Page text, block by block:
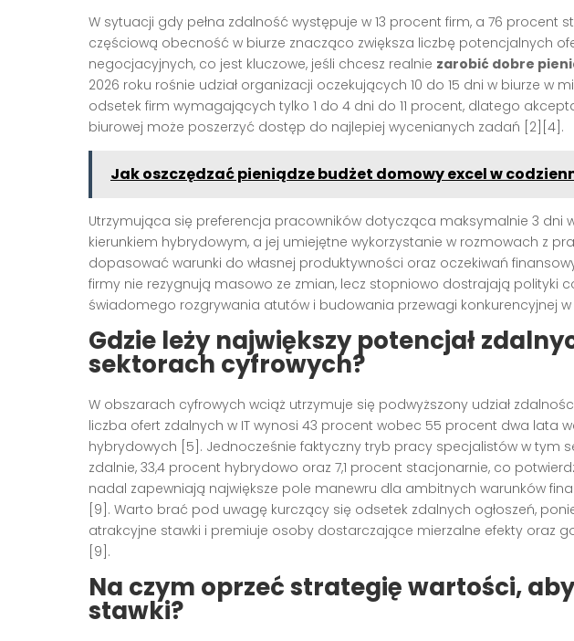
W sytuacji gdy pełna zdalność występuje w 13 procent firm, a 76 procent
częściową obecność w biurze znacząco zwiększa liczbę potencjalnych
negocjacyjnych, co jest kluczowe, jeśli chcesz realnie zarobić dobre
2026 roku rośnie udział organizacji oczekujących 10 do 15 dni w biurze w
odsetek firm wymagających tylko 1 do 4 dni do 11 procent, dlatego
biurowej może poszerzyć dostęp do najlepiej wycenianych zadań [2][4].
Jak oszczędzać pieniądze budżet domowy excel w
Utrzymująca się preferencja pracowników dotycząca maksymalnie 3 dni
kierunkiem hybrydowym, a jej umiejętne wykorzystanie w rozmowach z
dopasować warunki do własnej produktywności oraz oczekiwań
firmy nie rezygnują masowo ze zmian, lecz stopniowo dostrajają polityki
świadomego rozgrywania atutów i budowania przewagi konkurencyjnej
Gdzie leży największy potencjał
sektorach cyfrowych?
W obszarach cyfrowych wciąż utrzymuje się podwyższony udział
liczba ofert zdalnych w IT wynosi 43 procent wobec 55 procent dwa lata
hybrydowych [5]. Jednocześnie faktyczny tryb pracy specjalistów w tym
zdalnie, 33,4 procent hybrydowo oraz 7,1 procent stacjonarnie, co
nadal zapewniają największe pole manewru dla ambitnych warunków
[9]. Warto brać pod uwagę kurczący się odsetek zdalnych ogłoszeń,
atrakcyjne stawki i premiuje osoby dostarczające mierzalne efekty oraz
[9].
Na czym oprzeć strategię wartości,
stawki?